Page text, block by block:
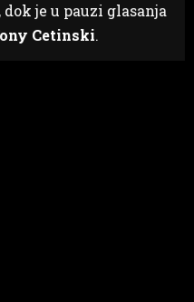
, dok je u pauzi glasanja
Cetinski.